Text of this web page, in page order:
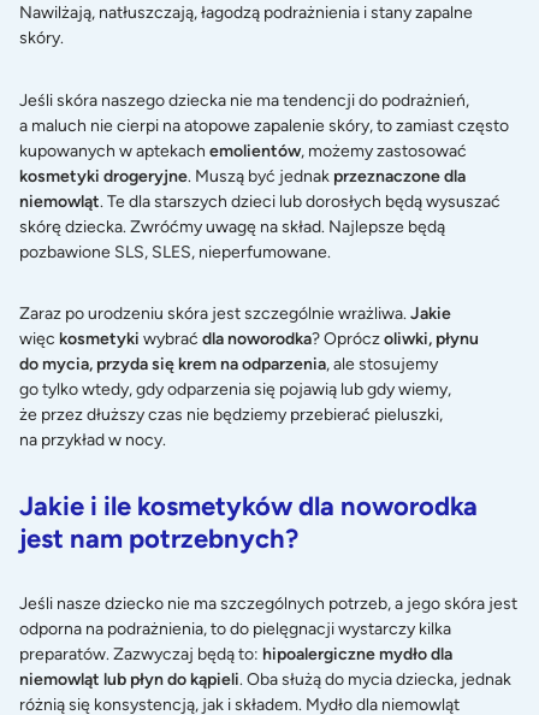
Nawilżają, natłuszczają, łagodzą podrażnienia i stany zapalne
skóry.
Jeśli skóra naszego dziecka nie ma tendencji do podrażnień,
a maluch nie cierpi na atopowe zapalenie skóry, to zamiast często
kupowanych w aptekach emolientów, możemy zastosować
kosmetyki drogeryjne. Muszą być jednak przeznaczone dla
niemowląt. Te dla starszych dzieci lub dorosłych będą wysuszać
skórę dziecka. Zwróćmy uwagę na skład. Najlepsze będą
pozbawione SLS, SLES, nieperfumowane.
Zaraz po urodzeniu skóra jest szczególnie wrażliwa.Jakie
więc kosmetyki wybrać dla noworodka? Opróczoliwki, płynu
do mycia, przyda się krem na odparzenia, ale stosujemy
go tylko wtedy, gdy odparzenia się pojawią lub gdy wiemy,
że przez dłuższy czas nie będziemy przebierać pieluszki,
na przykład w nocy.
Jakie i ile kosmetyków dla noworodka
jest nam potrzebnych?
Jeśli nasze dziecko nie ma szczególnych potrzeb, a jego skóra jest
odporna na podrażnienia, to do pielęgnacji wystarczy kilka
preparatów. Zazwyczaj będą to: hipoalergiczne mydło dla
niemowląt lub płyn do kąpieli. Oba służą do mycia dziecka, jednak
różnią się konsystencją, jak i składem. Mydło dla niemowląt